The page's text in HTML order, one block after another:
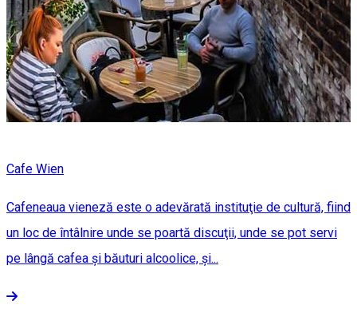
Cafe Wien
Cafeneaua vieneză este o adevărată instituţie de cultură, fiind
un loc de întâlnire unde se poartă discuţii, unde se pot servi
pe lângă cafea și băuturi alcoolice, și...